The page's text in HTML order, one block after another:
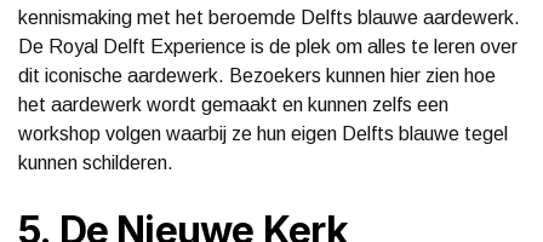
kennismaking met het beroemde Delfts blauwe aardewerk.
De Royal Delft Experience is de plek om alles te leren over
dit iconische aardewerk. Bezoekers kunnen hier zien hoe
het aardewerk wordt gemaakt en kunnen zelfs een
workshop volgen waarbij ze hun eigen Delfts blauwe tegel
kunnen schilderen.
5. De Nieuwe Kerk